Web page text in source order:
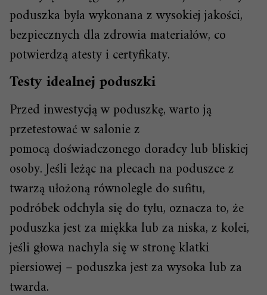
poduszka była wykonana z wysokiej jakości,
bezpiecznych dla zdrowia materiałów, co
potwierdzą atesty i certyfikaty.
Testy idealnej poduszki
Przed inwestycją w poduszkę, warto ją
przetestować w salonie z
pomocą doświadczonego doradcy lub bliskiej
osoby. Jeśli leżąc na plecach na poduszce z
twarzą ułożoną równolegle do sufitu,
podróbek odchyla się do tyłu, oznacza to, że
poduszka jest za miękka lub za niska, z kolei,
jeśli głowa nachyla się w stronę klatki
piersiowej – poduszka jest za wysoka lub za
twarda.